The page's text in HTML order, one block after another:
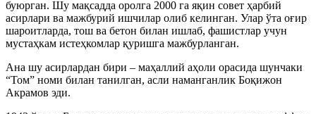
буюрган. Шу мақсадда оролга 2000 га яқин совет ҳарбий
асирлари ва мажбурий ишчилар олиб келинган. Улар ўта оғир
шароитларда, тош ва бетон билан ишлаб, фашистлар учун
мустаҳкам истеҳкомлар қуришга мажбурланган.
Ана шу асирлардан бири – маҳаллий аҳоли орасида шунчаки
“Том” номи билан танилган, асли наманганлик Боқижон
Акрамов эди.